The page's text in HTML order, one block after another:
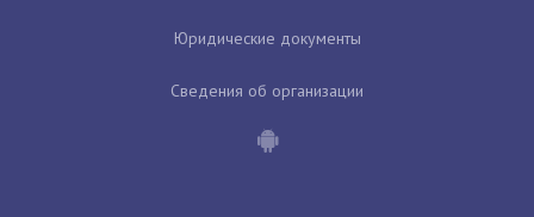
Юридические документы
Сведения об организации